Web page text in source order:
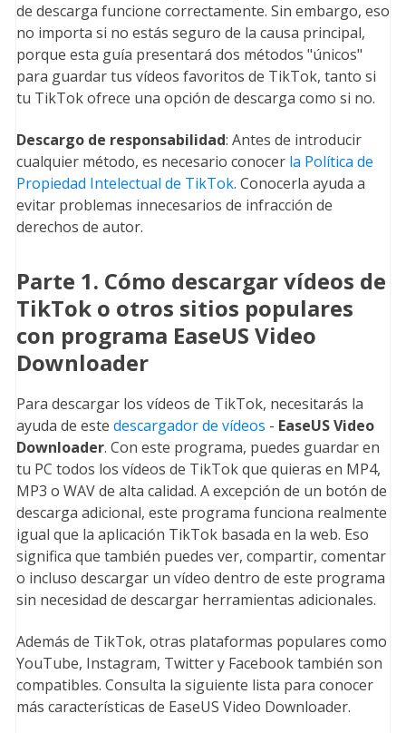
de descarga funcione correctamente. Sin embargo, eso
no importa si no estás seguro de la causa principal,
porque esta guía presentará dos métodos "únicos"
para guardar tus vídeos favoritos de TikTok, tanto si
tu TikTok ofrece una opción de descarga como si no.
Descargo de responsabilidad: Antes de introducir
cualquier método, es necesario conocer la Política de
Propiedad Intelectual de TikTok. Conocerla ayuda a
evitar problemas innecesarios de infracción de
derechos de autor.
Parte 1. Cómo descargar vídeos de
TikTok o otros sitios populares
con programa EaseUS Video
Downloader
Para descargar los vídeos de TikTok, necesitarás la
ayuda de este descargador de vídeos - EaseUS Video
Downloader. Con este programa, puedes guardar en
tu PC todos los vídeos de TikTok que quieras en MP4,
MP3 o WAV de alta calidad. A excepción de un botón de
descarga adicional, este programa funciona realmente
igual que la aplicación TikTok basada en la web. Eso
significa que también puedes ver, compartir, comentar
o incluso descargar un vídeo dentro de este programa
sin necesidad de descargar herramientas adicionales.
Además de TikTok, otras plataformas populares como
YouTube, Instagram, Twitter y Facebook también son
compatibles. Consulta la siguiente lista para conocer
más características de EaseUS Video Downloader.